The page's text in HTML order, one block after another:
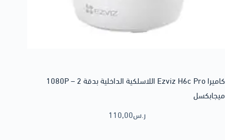
كاميرا Ezviz H6c Pro اللاسلكية الداخلية بدقة 1080P – 2
ميجابكسل
110,00ر.س